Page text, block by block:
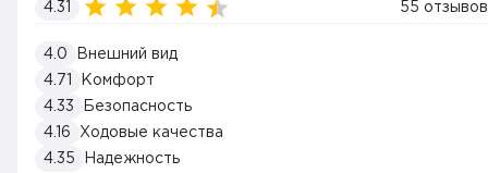
4.31
55 отзывов
4.0
Внешний вид
4.71
Комфорт
4.33
Безопасность
4.16
Ходовые качества
4.35
Надежность